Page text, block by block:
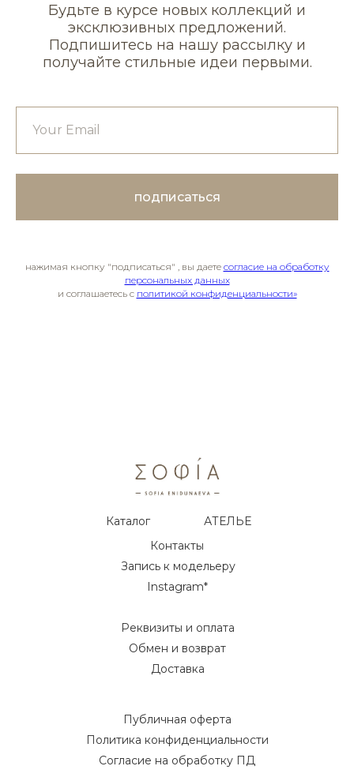
Будьте в курсе новых коллекций и
эксклюзивных предложений.
Подпишитесь на нашу рассылку и
получайте стильные идеи первыми.
подписаться
нажимая кнопку "подписаться" , вы даете согласие на обработку
персональных данных
и соглашаетесь c политикой конфиденциальности»
Обмен и возврат
Реквизиты и оплата
Доставка
Согласие на обработку ПД
АТЕЛЬЕ
Контакты
Публичная оферта
Запись к модельеру
Политика конфиденциальности
Каталог
Instagram*